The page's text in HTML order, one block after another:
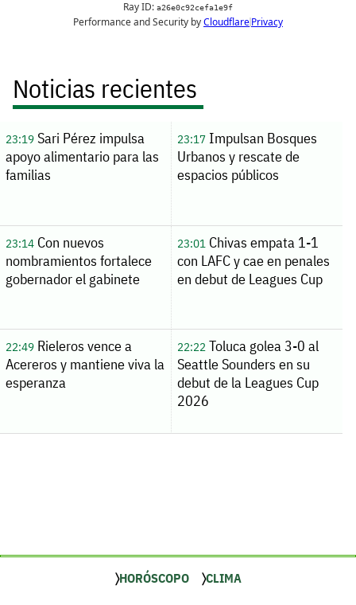
Noticias recientes
23:19Sari Pérez impulsa
apoyo alimentario para las
familias
23:17Impulsan Bosques
Urbanos y rescate de
espacios públicos
23:14Con nuevos
nombramientos fortalece
gobernador el gabinete
23:01 Chivas empata 1-1
con LAFC y cae en penales
en debut de Leagues Cup
22:49Rieleros vence a
Acereros y mantiene viva la
esperanza
22:22Toluca golea 3-0 al
Seattle Sounders en su
debut de la Leagues Cup
2026
HORÓSCOPO CLIMA